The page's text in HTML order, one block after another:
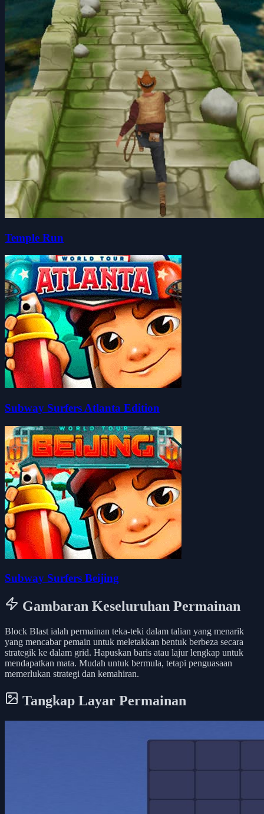
Temple Run
Subway Surfers Atlanta Edition
Subway Surfers Beijing
Gambaran Keseluruhan Permainan
Block Blast ialah permainan teka-teki dalam talian yang menarik
yang mencabar pemain untuk meletakkan bentuk berbeza secara
strategik ke dalam grid. Hapuskan baris atau lajur lengkap untuk
mendapatkan mata. Mudah untuk bermula, tetapi penguasaan
memerlukan strategi dan kemahiran.
Tangkap Layar Permainan